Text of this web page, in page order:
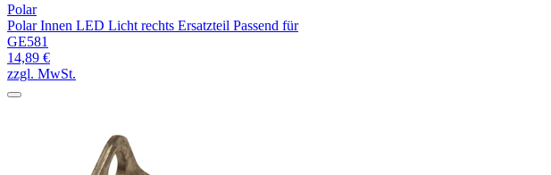
Polar
Polar Innen LED Licht rechts Ersatzteil Passend für
GE581
14,89 €
zzgl. MwSt.